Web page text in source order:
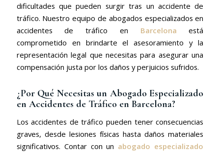
dificultades que pueden surgir tras un accidente de
tráfico. Nuestro equipo de abogados especializados en
accidentes de tráfico en Barcelona está
comprometido en brindarte el asesoramiento y la
representación legal que necesitas para asegurar una
compensación justa por los daños y perjuicios sufridos.
¿Por Qué Necesitas un Abogado Especializado
en Accidentes de Tráfico en Barcelona?
Los accidentes de tráfico pueden tener consecuencias
graves, desde lesiones físicas hasta daños materiales
significativos. Contar con un abogado especializado